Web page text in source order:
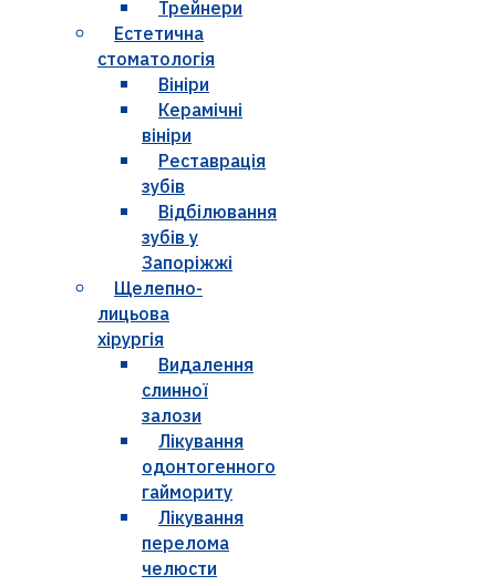
Трейнери
Естетична
стоматологія
Вініри
Керамічні
вініри
Реставрація
зубів
Відбілювання
зубів у
Запоріжжі
Щелепно-
лицьова
хірургія
Видалення
слинної
залози
Лікування
одонтогенного
гаймориту
Лікування
перелома
челюсти